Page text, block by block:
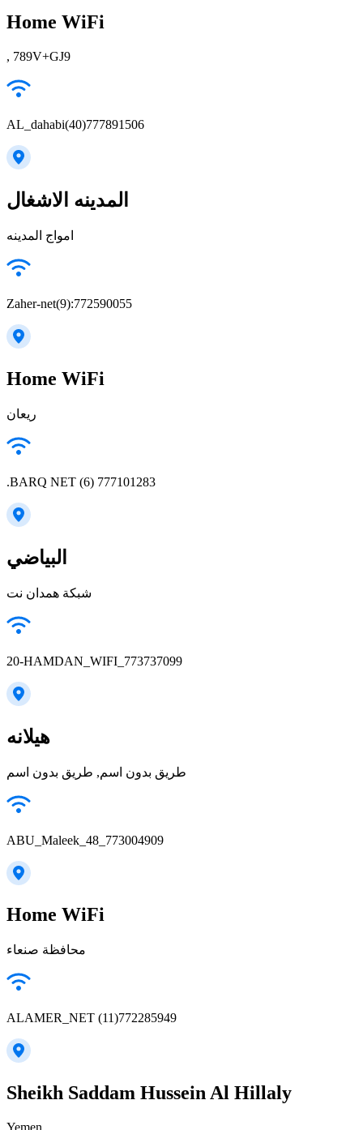
Home WiFi
, 789V+GJ9
AL_dahabi(40)777891506
المدينه الاشغال
امواج المدينه
Zaher-net(9):772590055
Home WiFi
ريعان
.BARQ NET (6) 777101283
البياضي
شبكة همدان نت
20-HAMDAN_WIFI_773737099
هيلانه
طريق بدون اسم, طريق بدون اسم
ABU_Maleek_48_773004909
Home WiFi
محافظة صنعاء
ALAMER_NET (11)772285949
Sheikh Saddam Hussein Al Hillaly